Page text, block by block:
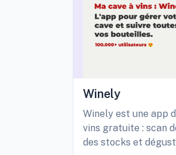
Winely
Winely est une app
vins gratuite : scan
des stocks et